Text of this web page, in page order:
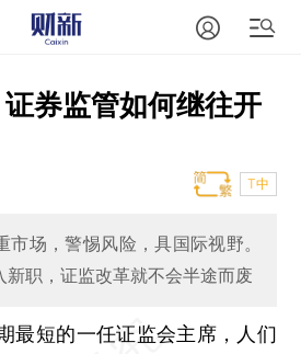
证券监管如何继往开
T中
市场，警惕风险，具国际视野。
新职，证监改革就不会半途而废
短的一任证监会主席，人们